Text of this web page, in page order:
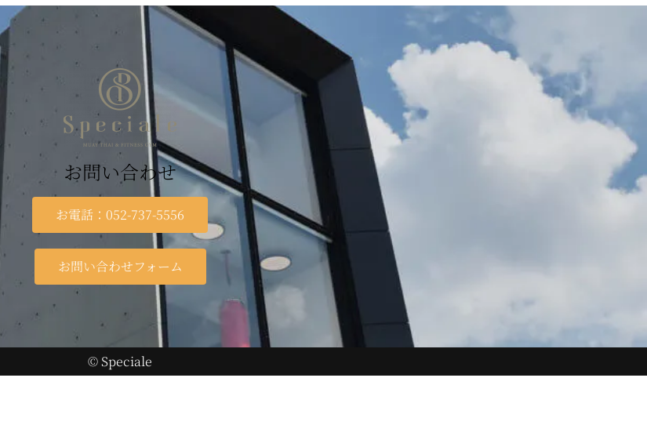
お問い合わせ
お電話：052-737-5556
お問い合わせフォーム
© Speciale